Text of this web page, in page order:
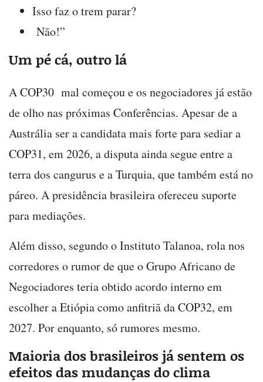
Isso faz o trem parar?
Não!”
Um pé cá, outro lá
A COP30 mal começou e os negociadores já estão
de olho nas próximas Conferências. Apesar de a
Austrália ser a candidata mais forte para sediar a
COP31, em 2026, a disputa ainda segue entre a
terra dos cangurus e a Turquia, que também está no
páreo. A presidência brasileira ofereceu suporte
para mediações.
Além disso, segundo o Instituto Talanoa, rola nos
corredores o rumor de que o Grupo Africano de
Negociadores teria obtido acordo interno em
escolher a Etiópia como anfitriã da COP32, em
2027. Por enquanto, só rumores mesmo.
Maioria dos brasileiros já sentem os
efeitos das mudanças do clima